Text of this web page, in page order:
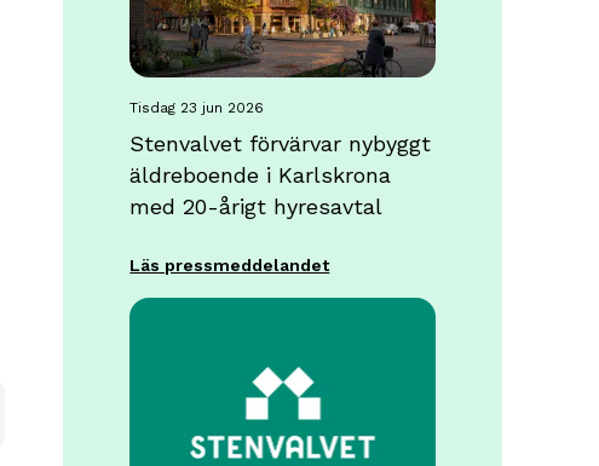
tisdag 23 jun 2026
Stenvalvet förvärvar nybyggt
äldreboende i Karlskrona
med 20-årigt hyresavtal
Läs pressmeddelandet